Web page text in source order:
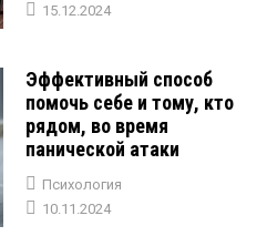
15.12.2024
Эффективный способ
помочь себе и тому, кто
рядом, во время
панической атаки
Психология
10.11.2024